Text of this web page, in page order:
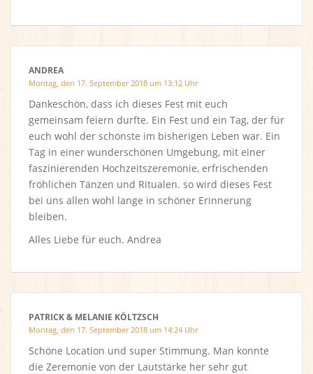
ANDREA
Montag, den 17. September 2018 um 13:12 Uhr
Dankeschön, dass ich dieses Fest mit euch
gemeinsam feiern durfte. Ein Fest und ein Tag, der für
euch wohl der schönste im bisherigen Leben war. Ein
Tag in einer wunderschönen Umgebung, mit einer
faszinierenden Hochzeitszeremonie, erfrischenden
fröhlichen Tänzen und Ritualen. so wird dieses Fest
bei uns allen wohl lange in schöner Erinnerung
bleiben.
Alles Liebe für euch. Andrea
PATRICK & MELANIE KÖLTZSCH
Montag, den 17. September 2018 um 14:24 Uhr
Schöne Location und super Stimmung. Man konnte
die Zeremonie von der Lautstärke her sehr gut